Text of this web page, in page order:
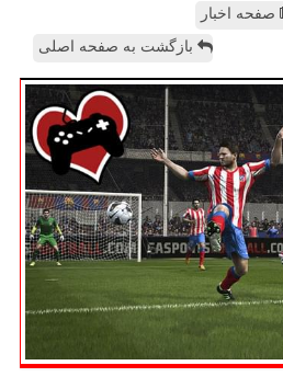
صفحه اخبار
بازگشت به صفحه اصلی